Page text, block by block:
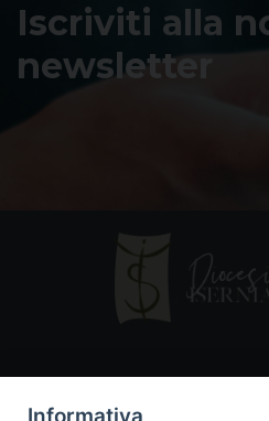
Iscriviti alla
newsletter